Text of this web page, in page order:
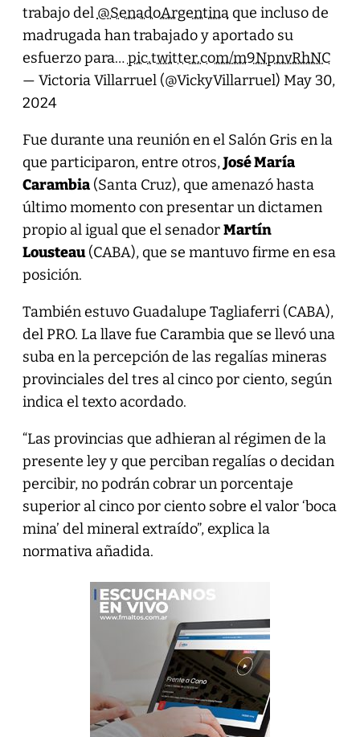
trabajo del @SenadoArgentinaque incluso de
madrugada han trabajado y aportado su
esfuerzo para…pic.twitter.com/m9NpnvRhNC
— Victoria Villarruel (@VickyVillarruel) May 30,
2024
Fue durante una reunión en el Salón Gris en la
que participaron, entre otros,José María
Carambia(Santa Cruz), que amenazó hasta
último momento con presentar un dictamen
propio al igual que el senadorMartín
Lousteau(CABA), que se mantuvo firme en esa
posición.
También estuvo Guadalupe Tagliaferri (CABA),
del PRO. La llave fue Carambia que se llevó una
suba en la percepción de las regalías mineras
provinciales del tres al cinco por ciento, según
indica el texto acordado.
“Las provincias que adhieran al régimen de la
presente ley y que perciban regalías o decidan
percibir, no podrán cobrar un porcentaje
superior al cinco por ciento sobre el valor ‘boca
mina’ del mineral extraído”, explica la
normativa añadida.